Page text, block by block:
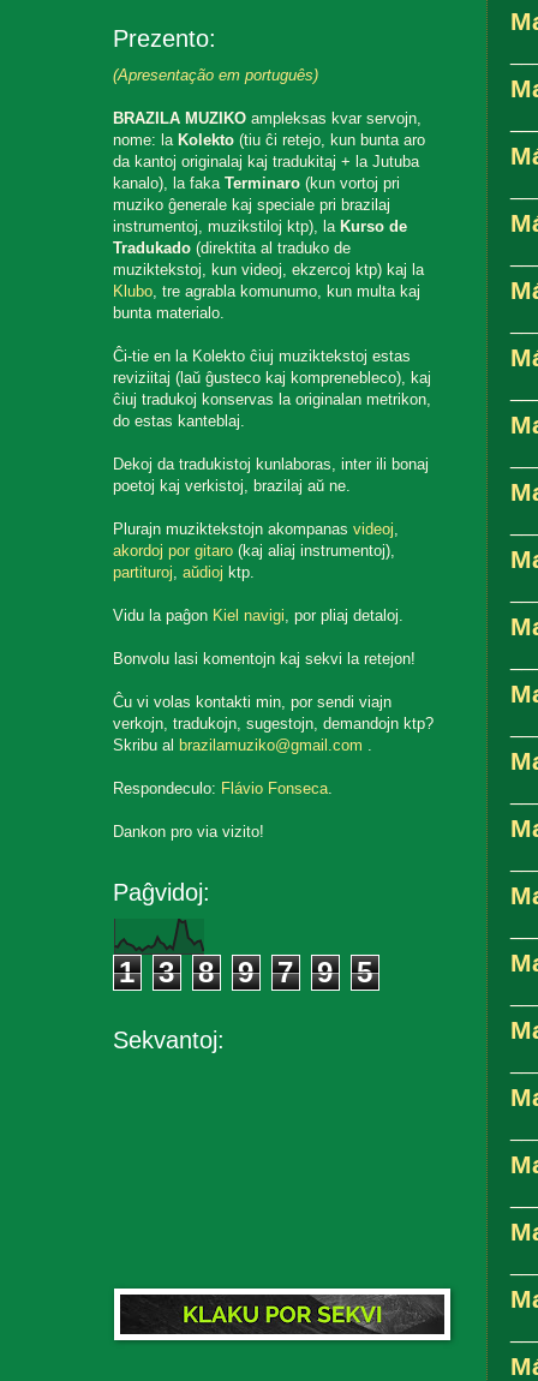
Prezento:
(Apresentação em português)
BRAZILA MUZIKO ampleksas kvar servojn,
nome: la Kolekto (tiu ĉi retejo, kun bunta aro
da kantoj originalaj kaj tradukitaj + la Jutuba
kanalo), la fakaTerminaro (kun vortoj pri
muziko ĝenerale kaj speciale pri brazilaj
instrumentoj, muzikstiloj ktp), la Kurso de
Tradukado (direktita al traduko de
muziktekstoj, kun videoj, ekzercoj ktp) kaj la
Klubo, tre agrabla komunumo, kun multa kaj
bunta materialo.
Ĉi-tie en la Kolekto ĉiuj muziktekstoj estas
reviziitaj (laŭ ĝusteco kaj komprenebleco), kaj
ĉiuj tradukoj konservas la originalan metrikon,
do estas kanteblaj.
Dekoj da tradukistoj kunlaboras, inter ili bonaj
poetoj kaj verkistoj, brazilaj aŭ ne.
Plurajn muziktekstojn akompanasvideoj,
akordoj por gitaro (kaj aliaj instrumentoj),
partituroj,aŭdioj ktp.
Vidu la paĝon Kiel navigi, por pliaj detaloj.
Bonvolu lasi komentojn kaj sekvi la retejon!
Ĉu vi volas kontakti min, por sendi viajn
verkojn, tradukojn, sugestojn, demandojn ktp?
Skribu al brazilamuziko@gmail.com .
Respondeculo: Flávio Fonseca.
Dankon pro via vizito!
Paĝvidoj:
1 3 8 9 7 9 5
Sekvantoj: